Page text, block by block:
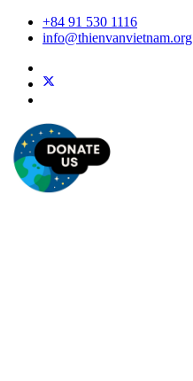
+84 91 530 1116
info@thienvanvietnam.org